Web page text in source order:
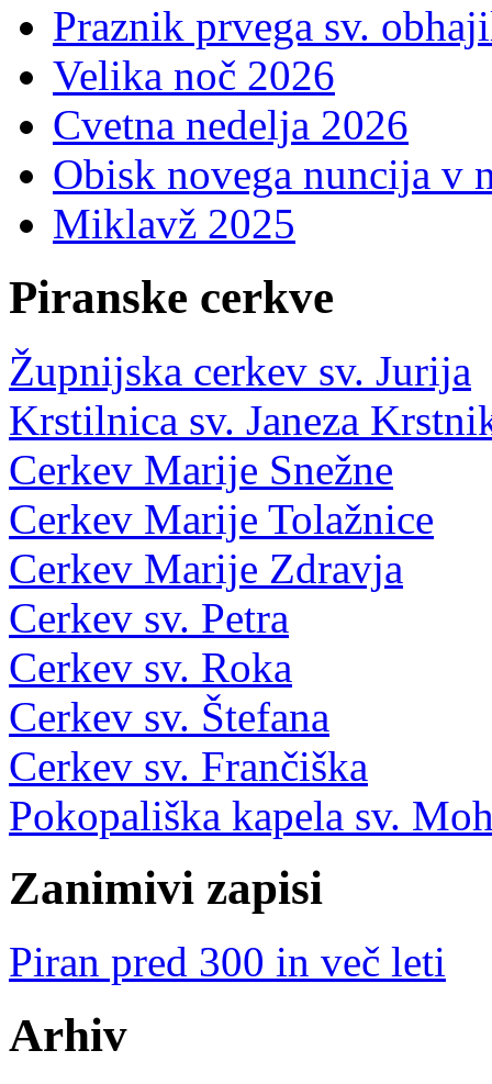
Praznik prvega sv.
Velika noč 2026
Cvetna nedelja 2026
Obisk novega nuncija v
Miklavž 2025
Piranske cerkve
Župnijska cerkev sv. Jurija
Krstilnica sv. Janeza
Cerkev Marije Snežne
Cerkev Marije Tolažnice
Cerkev Marije Zdravja
Cerkev sv. Petra
Cerkev sv. Roka
Cerkev sv. Štefana
Cerkev sv. Frančiška
Pokopališka kapela sv.
Zanimivi zapisi
Piran pred 300 in več leti
Arhiv